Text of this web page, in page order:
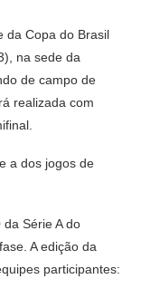
da Copa do Brasil
na sede da
de campo de
realizada com
a dos jogos de
Série A do
A edição da
participantes: